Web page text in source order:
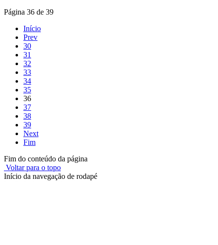
Página 36 de 39
Início
Prev
30
31
32
33
34
35
36
37
38
39
Next
Fim
Fim do conteúdo da página
Voltar para o topo
Início da navegação de rodapé